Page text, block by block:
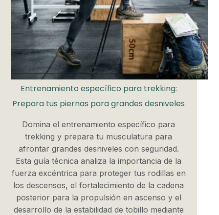
Entrenamiento específico para trekking:
Prepara tus piernas para grandes desniveles
Domina el entrenamiento específico para
trekking y prepara tu musculatura para
afrontar grandes desniveles con seguridad.
Esta guía técnica analiza la importancia de la
fuerza excéntrica para proteger tus rodillas en
los descensos, el fortalecimiento de la cadena
posterior para la propulsión en ascenso y el
desarrollo de la estabilidad de tobillo mediante